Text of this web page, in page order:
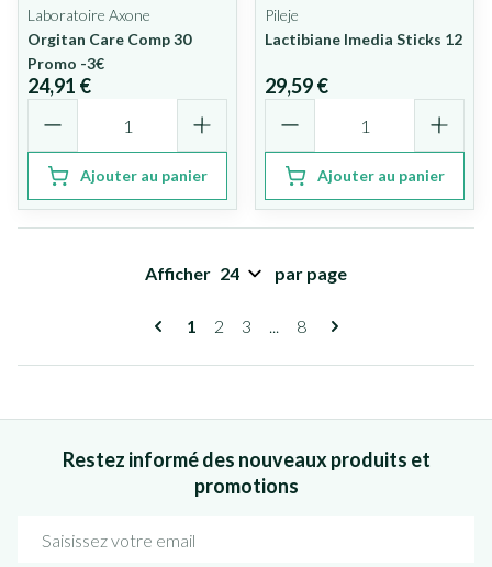
Laboratoire Axone
Orgitan Care Comp 30
Promo -3€
24,91 €
Ajouter au panier
Pileje
Lactibiane Imedia Sticks 12
29,59 €
Ajouter au panier
Pages
Vous lisez actuellement la page
1 Page
2 Page
3 ... Page
8
Afficher par page
Restez informé des nouveaux produits et
promotions